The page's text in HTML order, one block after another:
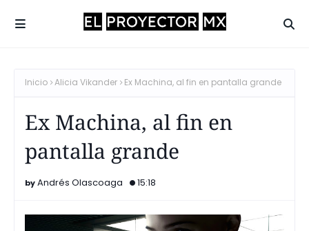
Inicio Alicia Vikander Ex Machina, al fin en pantalla grande
Ex Machina, al fin en
pantalla grande
Andrés Olascoaga 15:18